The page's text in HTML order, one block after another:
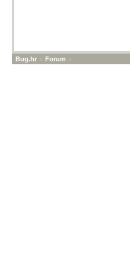
Bug.hr » Forum »